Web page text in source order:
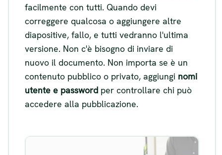
facilmente con tutti. Quando devi
correggere qualcosa o aggiungere altre
diapositive, fallo, e tutti vedranno l'ultima
versione. Non c'è bisogno di inviare di
nuovo il documento. Non importa se è un
contenuto pubblico o privato, aggiungi nomi
utente e password per controllare chi può
accedere alla pubblicazione.